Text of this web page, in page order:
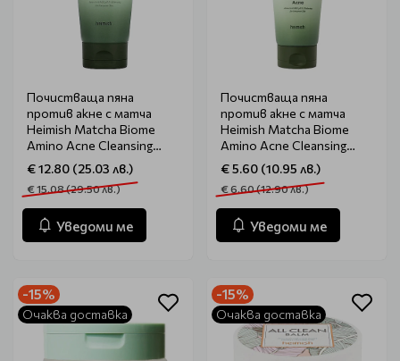
Почистваща пяна
против акне с матча
Heimish Matcha Biome
Amino Acne Cleansing
Foam 150ml
€ 12.80 (25.03 лв.)
€ 15.08 (29.50 лв.)
Уведоми ме
Почистваща пяна
против акне с матча
Heimish Matcha Biome
Amino Acne Cleansing
Foam 30ml
€ 5.60 (10.95 лв.)
€ 6.60 (12.90 лв.)
Уведоми ме
-15%
Очаква доставка
-15%
Очаква доставка